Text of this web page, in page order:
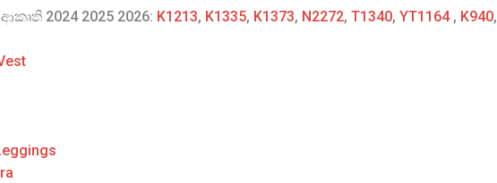
2024 2025 2026: K1213, K1335, K1373, N2272, T1340, YT1164, K940,